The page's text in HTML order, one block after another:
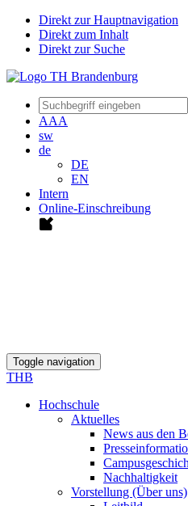
Direkt zur Hauptnavigation
Direkt zum Inhalt
Direkt zur Suche
AAA
sw
de
DE
EN
Intern
Online-Einschreibung
Toggle navigation
THB
Hochschule
Aktuelles
News aus den
Nachhaltigkeit
Vorstellung (Über uns)